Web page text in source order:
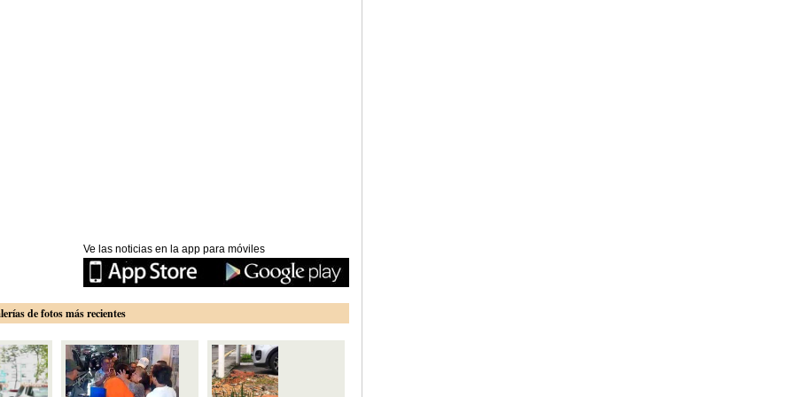
Ve las noticias en la app para móviles
de fotos más recientes